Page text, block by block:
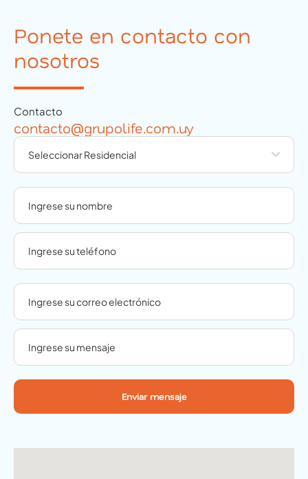
Ponete en contacto con
nosotros
Contacto
contacto@grupolife.com.uy
Seleccionar Residencial
Enviar mensaje